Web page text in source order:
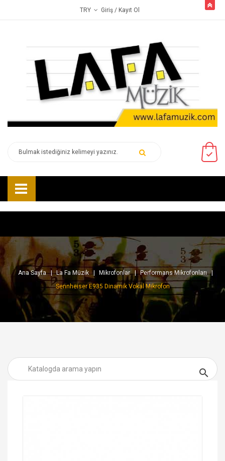
TRY Giriş / Kayıt Ol
Ana Sayfa La Fa Müzik Mikrofonlar
Performans Mikrofonları
Sennheiser E935 Dinamik Vokal Mikrofon
